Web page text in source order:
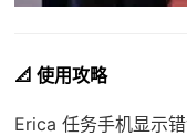
📐 使用攻略
Erica 任务手机显示